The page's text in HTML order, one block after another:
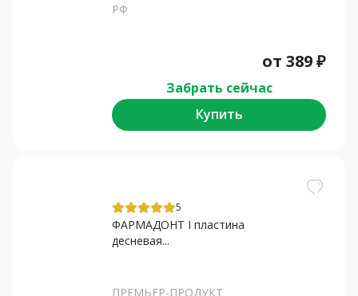
РФ
от 389₽
Забрать сейчас
Купить
5
ФАРМАДОНТ I пластина
десневая...
ПРЕМЬЕР-ПРОДУКТ